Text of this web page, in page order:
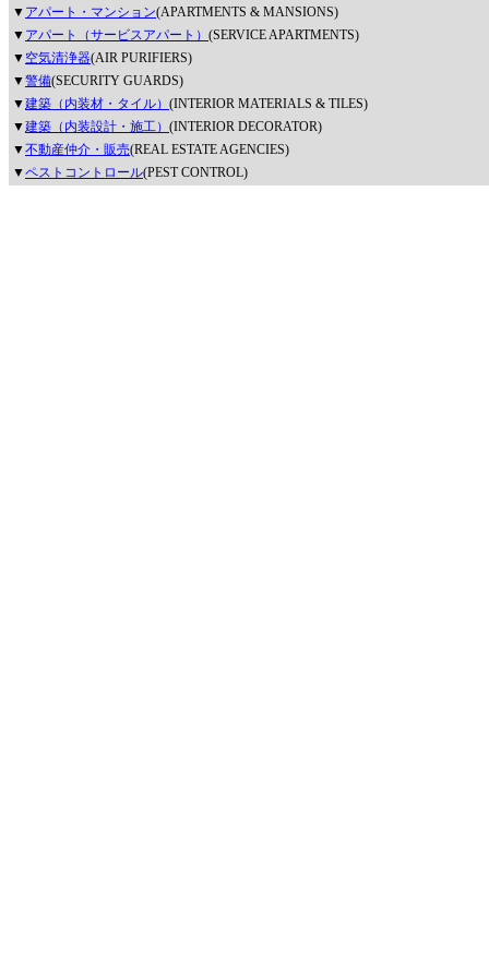
▼ アパート・マンション(APARTMENTS & MANSIONS)
▼ アパート（サービスアパート） (SERVICE APARTMENTS)
▼ 空気清浄器(AIR PURIFIERS)
▼警備(SECURITY GUARDS)
▼建築（内装材・タイル） (INTERIOR MATERIALS & TILES)
▼建築（内装設計・施工） (INTERIOR DECORATOR)
▼不動産仲介・販売(REAL ESTATE AGENCIES)
▼ペストコントロール(PEST CONTROL)